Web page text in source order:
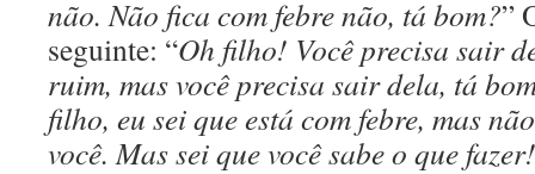
não. Não fica com febre não, tá bom?”
seguinte: “Oh filho! Você precisa sair
ruim, mas você precisa sair dela, tá
filho, eu sei que está com febre, mas
você. Mas sei que você sabe o que